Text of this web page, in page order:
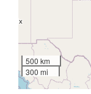
500 km
300 mi